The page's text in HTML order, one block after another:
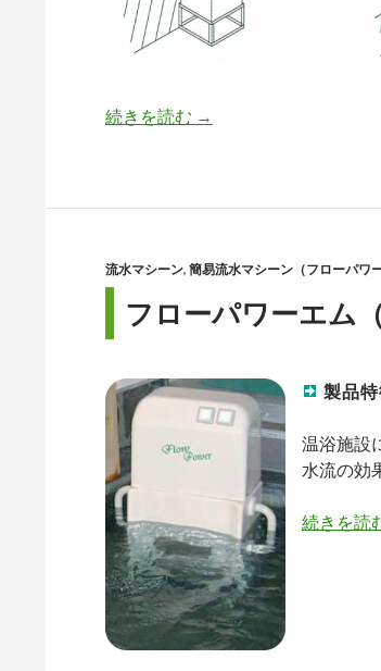
続きを読む フローパワーの設置方法
→
流水マシーン, 簡易流水マシーン（フローパワー
フローパワーエム
製品
温浴施設
水流の効
続きを読